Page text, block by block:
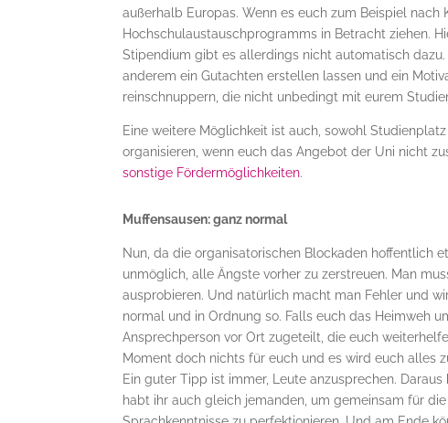
außerhalb Europas. Wenn es euch zum Beispiel
Hochschulaustauschprogramms in Betracht ziehen.
Stipendium gibt es allerdings nicht automatisch
anderem ein Gutachten erstellen lassen und ein
reinschnuppern, die nicht unbedingt mit eurem
Eine weitere Möglichkeit ist auch, sowohl
organisieren, wenn euch das Angebot der Uni nicht
sonstige Fördermöglichkeiten.
Muffensausen: ganz normal
Nun, da die organisatorischen Blockaden hoffentlich
unmöglich, alle Ängste vorher zu zerstreuen. Man
ausprobieren. Und natürlich macht man Fehler und
normal und in Ordnung so. Falls euch das Heimweh
Ansprechperson vor Ort zugeteilt, die euch
Moment doch nichts für euch und es wird euch alles
Ein guter Tipp ist immer, Leute anzusprechen.
habt ihr auch gleich jemanden, um gemeinsam für